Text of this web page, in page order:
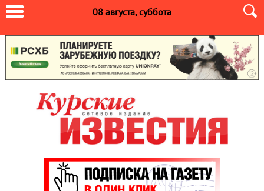
08 августа, суббота